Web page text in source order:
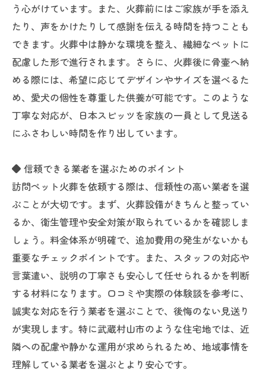
う心がけています。また、火葬前にはご家族が手を添え
たり、声をかけたりして感謝を伝える時間を持つことも
できます。火葬中は静かな環境を整え、繊細なペットに
配慮した形で進行されます。さらに、火葬後に骨壷へ納
める際には、希望に応じてデザインやサイズを選べるた
め、愛犬の個性を尊重した供養が可能です。このような
丁寧な対応が、日本スピッツを家族の一員として見送る
にふさわしい時間を作り出しています。
◆ 信頼できる業者を選ぶためのポイント
訪問ペット火葬を依頼する際は、信頼性の高い業者を選
ぶことが大切です。まず、火葬設備がきちんと整ってい
るか、衛生管理や安全対策が取られているかを確認しま
しょう。料金体系が明確で、追加費用の発生がないかも
重要なチェックポイントです。また、スタッフの対応や
言葉遣い、説明の丁寧さも安心して任せられるかを判断
する材料になります。口コミや実際の体験談を参考に、
誠実な対応を行う業者を選ぶことで、後悔のない見送り
が実現します。特に武蔵村山市のような住宅地では、近
隣への配慮や静かな運用が求められるため、地域事情を
理解している業者を選ぶとより安心です。